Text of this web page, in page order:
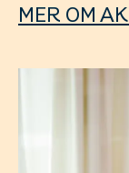
MER OM